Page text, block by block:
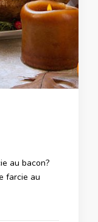
au bacon?
farcie au